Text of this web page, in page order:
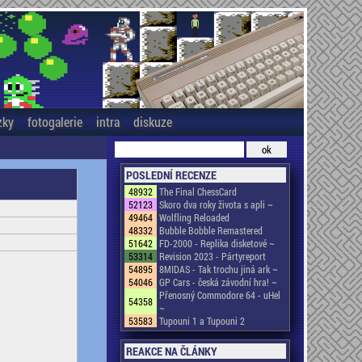
fotogalerie intra diskuze
POSLEDNÍ RECENZE
48932 The Final ChessCard
52123 Skoro dva roky života s apli ~
49464 Wolfling Reloaded
48332 Bubble Bobble Remastered
51642 FD-2000 - Replika disketové ~
53314 Revision 2023 - Pártyreport
54895 8MIDAS - Tak trochu jiná ark ~
54046 GP Cars - česká závodní hra! ~
54358 Přenosný Commodore 64 - uHel
~
53583 Tupouni 1 a Tupouni 2
REAKCE NA ČLÁNKY